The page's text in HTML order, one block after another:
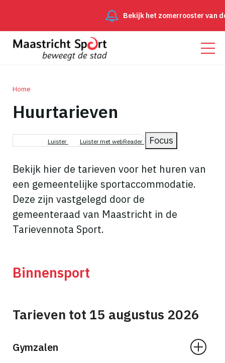
Bekijk het zomerrooster van de
Kruimelpad
Home
Huurtarieven
Luister Luister met webReader Focus
Bekijk hier de tarieven voor het huren van
een gemeentelijke sportaccommodatie.
Deze zijn vastgelegd door de
gemeenteraad van Maastricht in de
Tarievennota Sport.
Binnensport
Tarieven tot 15 augustus 2026
Gymzalen